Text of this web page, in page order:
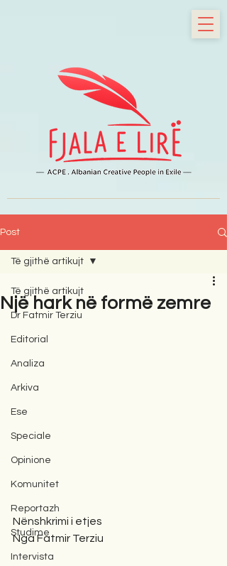
Post
Të gjithë artikujt
Dr Fatmir Terziu
Editorial
Analiza
Arkiva
Ese
Speciale
Opinione
Komunitet
Reportazh
Studime
Intervista
Të gjithë artikujt
Një hark në formë zemre
Nënshkrimi i etjes
Nga Fatmir Terziu